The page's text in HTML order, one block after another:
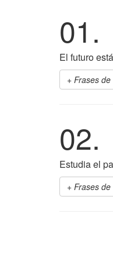
01.
El futuro
Frases de
02.
Estudia el
Frases de